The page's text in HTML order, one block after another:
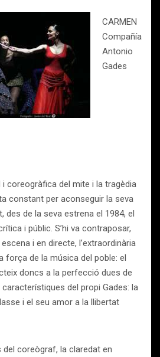
CARMEN
Compañía
Antonio
Gades
coreogràfica del mite i la tragèdia
constant per aconseguir la seva
des de la seva estrena el 1984, el
i públic. S’hi va contraposar,
i en directe, l’extraordinària
força de la música del poble: el
doncs a la perfecció dues de
del propi Gades: la
i el seu amor a la llibertat
del coreògraf, la claredat en